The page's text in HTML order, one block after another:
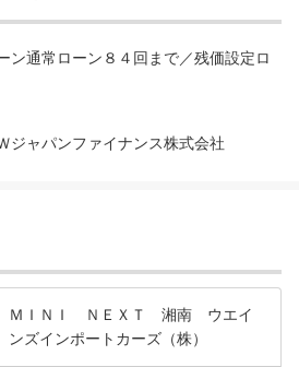
ン通常ローン８４回まで／残価設定ロ
ジャパンファイナンス株式会社
ＭＩＮＩ ＮＥＸＴ 湘南 ウエイ
ンズインポートカーズ（株）